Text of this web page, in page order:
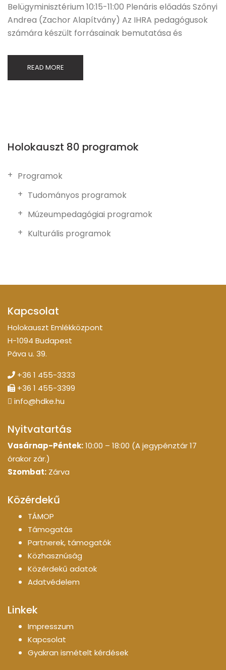
Belügyminisztérium 10:15-11:00 Plenáris előadás Szőnyi
Andrea (Zachor Alapítvány) Az IHRA pedagógusok
számára készült forrásainak bemutatása és
READ MORE
Holokauszt 80 programok
Programok
Tudományos programok
Múzeumpedagógiai programok
Kulturális programok
Kapcsolat
Holokauszt Emlékközpont
H-1094 Budapest
Páva u. 39.
+36 1 455-3333
+36 1 455-3399
info@hdke.hu
Nyitvatartás
Vasárnap-Péntek:10:00 – 18:00 (A jegypénztár 17
órakor zár.)
Szombat: Zárva
Közérdekű
TÁMOP
Támogatás
Partnerek, támogatók
Közhasznúság
Közérdekű adatok
Adatvédelem
Linkek
Impresszum
Kapcsolat
Gyakran ismételt kérdések